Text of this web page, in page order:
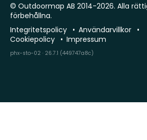
© Outdoormap AB 2014-2026. Alla
förbehållna.
Integritetspolicy
Användarvillkor
Cookiepolicy
Impressum
phx-sto-02 · 26.7.1 (449747a8c)